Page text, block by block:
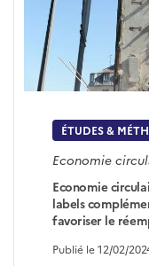
ÉTUDES &
Economie
Economie
labels
favoriser le
Publié le 12/02/